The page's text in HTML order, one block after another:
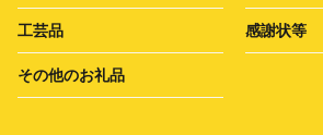
工芸品 感謝状等
その他のお礼品